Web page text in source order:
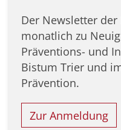
Der Newsletter
monatlich zu
Präventions- und
Bistum Trier und
Prävention.
Zur Anmeldung